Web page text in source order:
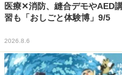
医療✕消防、縫合デモやAED
習も「おしごと体験博」9/5
2026.8.6